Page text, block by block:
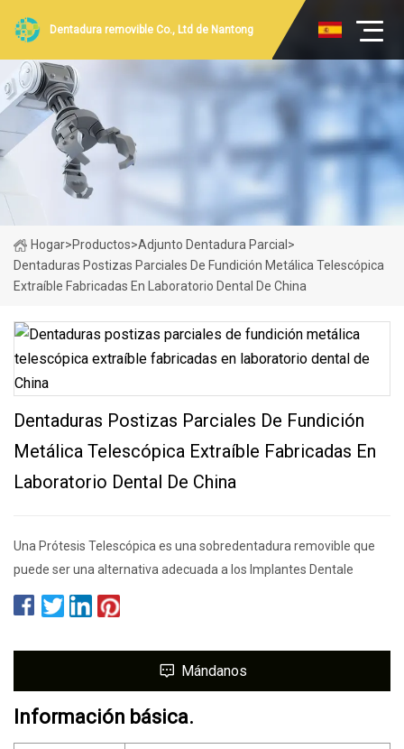
Dentadura removible Co., Ltd de Nantong
Hogar>Productos>Adjunto Dentadura Parcial >
Dentaduras Postizas Parciales De Fundición Metálica Telescópica
Extraíble Fabricadas En Laboratorio Dental De China
Dentaduras Postizas Parciales De Fundición
Metálica Telescópica Extraíble Fabricadas En
Laboratorio Dental De China
Una Prótesis Telescópica es una sobredentadura removible que
puede ser una alternativa adecuada a los Implantes Dentale
Mándanos
Información básica.